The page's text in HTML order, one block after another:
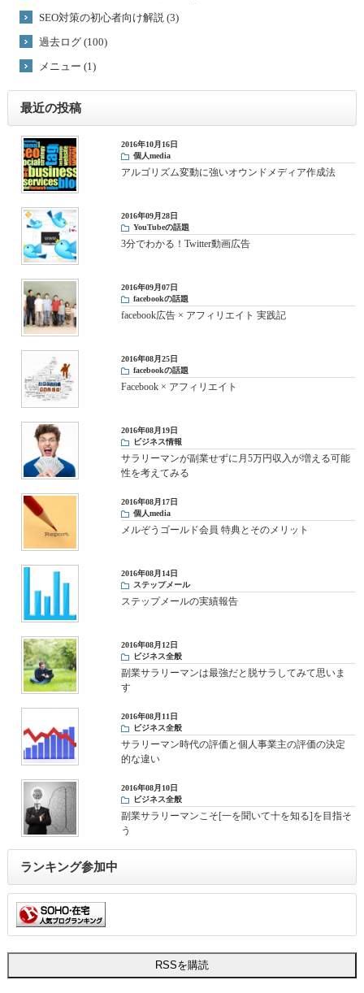
SEO対策の初心者向け解説 (3)
過去ログ (100)
メニュー (1)
最近の投稿
2016年10月16日
個人media
アルゴリズム変動に強いオウンドメディア作成法
2016年09月28日
YouTubeの話題
3分でわかる！Twitter動画広告
2016年09月07日
facebookの話題
facebook広告 × アフィリエイト 実践記
2016年08月25日
facebookの話題
Facebook × アフィリエイト
2016年08月19日
ビジネス情報
サラリーマンが副業せずに月5万円収入が増える可能
性を考えてみる
2016年08月17日
個人media
メルぞうゴールド会員 特典とそのメリット
2016年08月14日
ステップメール
ステップメールの実績報告
2016年08月12日
ビジネス全般
副業サラリーマンは最強だと脱サラしてみて思いま
す
2016年08月11日
ビジネス全般
サラリーマン時代の評価と個人事業主の評価の決定
的な違い
2016年08月10日
ビジネス全般
副業サラリーマンこそ[一を聞いて十を知る]を目指そ
う
ランキング参加中